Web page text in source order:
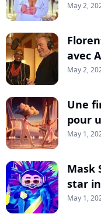
May 2,
avec
May 2,
Une
pour
May 1,
Mask
star
May 1,